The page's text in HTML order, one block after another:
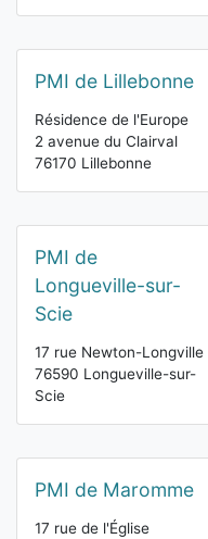
PMI de Lillebonne
Résidence de l'Europe
2 avenue du Clairval
76170 Lillebonne
PMI de
Longueville-sur-
Scie
17 rue Newton-Longville
76590 Longueville-sur-
Scie
PMI de Maromme
17 rue de l'Église